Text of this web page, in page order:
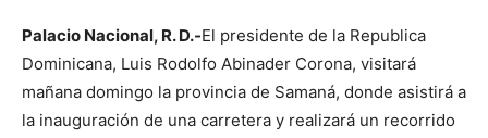
Palacio Nacional, R. D.-El presidente de la Republica
Dominicana, Luis Rodolfo Abinader Corona, visitará
mañana domingo la provincia de Samaná, donde asistirá a
la inauguración de una carretera y realizará un recorrido